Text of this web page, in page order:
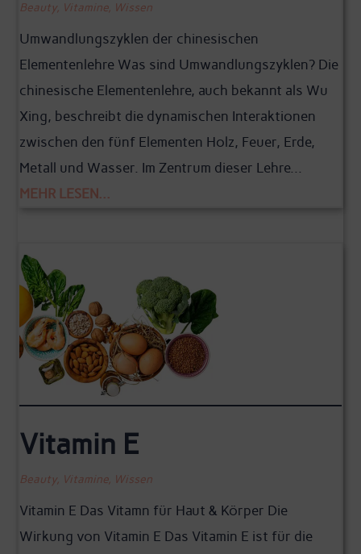
Beauty, Vitamine, Wissen
Umwandlungszyklen der chinesischen
Elementenlehre Was sind Umwandlungszyklen? Die
chinesische Elementenlehre, auch bekannt als Wu
Xing, beschreibt die dynamischen Interaktionen
zwischen den fünf Elementen Holz, Feuer, Erde,
Metall und Wasser. Im Zentrum dieser Lehre...
MEHR LESEN...
Vitamin E
Beauty, Vitamine, Wissen
Vitamin E Das Vitamn für Haut & Körper Die
Wirkung von Vitamin E Das Vitamin E ist für die